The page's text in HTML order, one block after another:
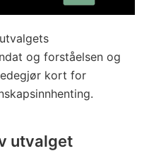
og forståelsen og
kort for
utvalget